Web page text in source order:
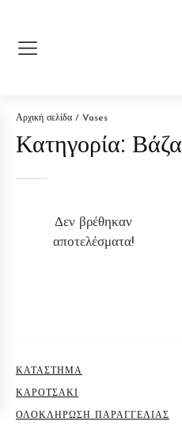
Αρχική σελίδα / Vases
Κατηγορία: Βάζα
Δεν βρέθηκαν
αποτελέσματα!
ΚΑΤΆΣΤΗΜΑ
ΚΑΡΟΤΣΆΚΙ
ΟΛΟΚΛΉΡΩΣΗ ΠΑΡΑΓΓΕΛΊΑΣ